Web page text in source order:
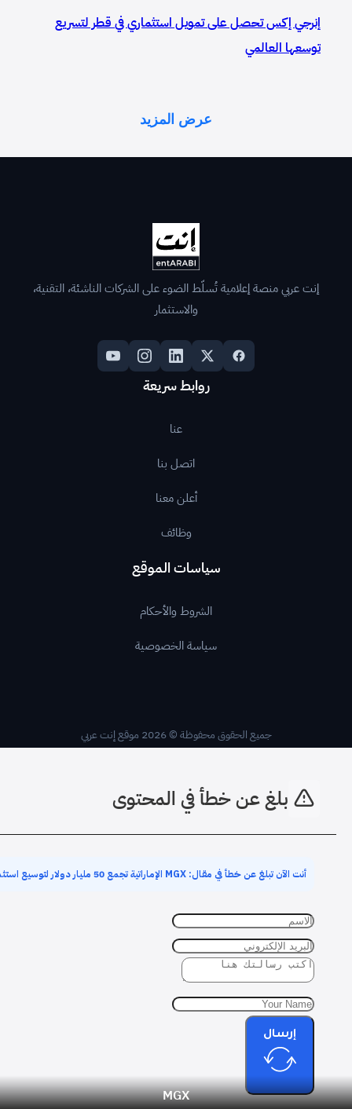
MGX
إنرجي إكس تحصل على تمويل استثماري في قطر لتسريع
توسعها العالمي
عرض المزيد
إنت عربي منصة إعلامية تُسلّط الضوء على الشركات الناشئة، التقنية،
والاستثمار
روابط سريعة
عنا
اتصل بنا
أعلن معنا
وظائف
سياسات الموقع
الشروط والأحكام
سياسة الخصوصية
جميع الحقوق محفوظة © 2026 موقع إنت عربي
بلغ عن خطأ في المحتوى
أنت الآن تبلغ عن خطأ في مقال: MGX الإماراتية تجمع 50 مليار دولار لتوسيع استثمارات الذكاء الاصطناعي
إرسال